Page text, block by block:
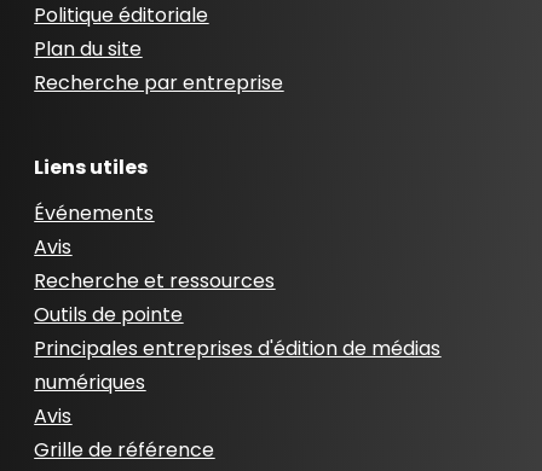
Politique éditoriale
Plan du site
Recherche par entreprise
Liens utiles
Événements
Avis
Recherche et ressources
Outils de pointe
Principales entreprises d'édition de médias
numériques
Avis
Grille de référence